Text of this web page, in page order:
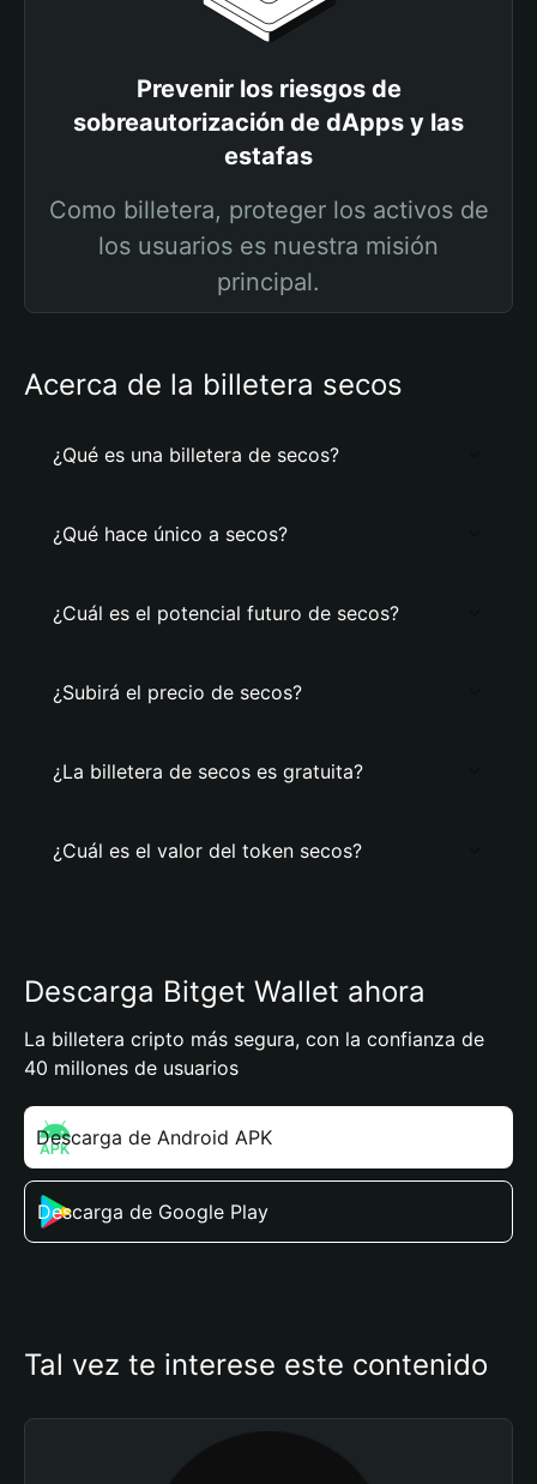
Prevenir los riesgos de
sobreautorización de dApps y las
estafas
Como billetera, proteger los activos de
los usuarios es nuestra misión
principal.
Acerca de la billetera secos
¿Qué es una billetera de secos?
¿Qué hace único a secos?
¿Cuál es el potencial futuro de secos?
¿Subirá el precio de secos?
¿La billetera de secos es gratuita?
¿Cuál es el valor del token secos?
Descarga Bitget Wallet ahora
La billetera cripto más segura, con la confianza de
40 millones de usuarios
Descarga de Android APK
Descarga de Google Play
Tal vez te interese este contenido